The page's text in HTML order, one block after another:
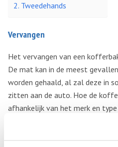
Tweedehands
Vervangen
Het vervangen van een
De mat kan in de meest
worden gehaald, al zal deze in
zitten aan de auto. Hoe de
afhankelijk van het merk en
uitzoeken van een nieuwe
een aantal zaken te letten.